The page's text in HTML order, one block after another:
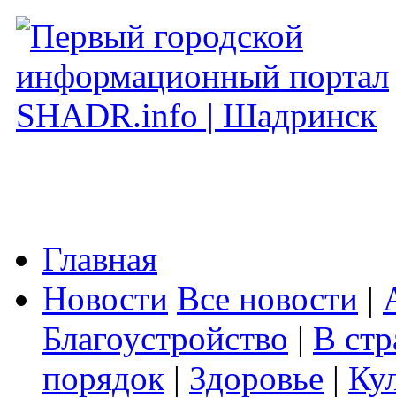
Главная
Новости Все новости |
Благоустройство | В
порядок | Здоровье |